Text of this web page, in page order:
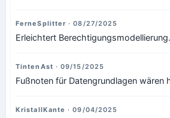
FerneSplitter· 08/27/2025
Erleichtert Berechtigungsmodellierung.
TintenAst · 09/15/2025
Fußnoten für Datengrundlagen wären
KristallKante· 09/04/2025